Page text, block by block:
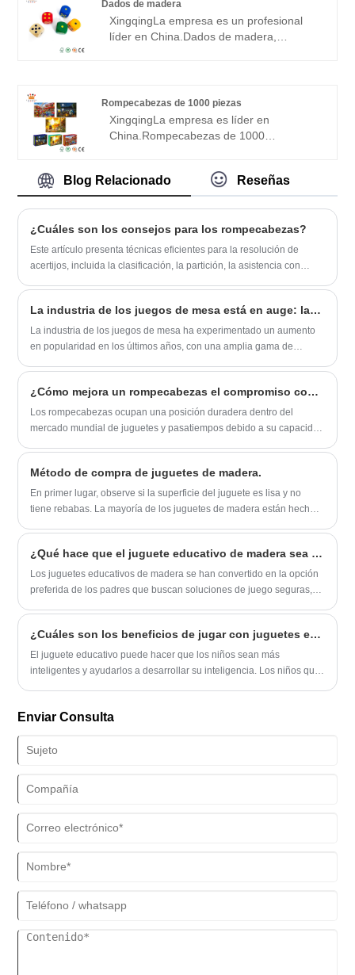
calidad duradera, y es el proveedor
cooperativo preferido de muchas grandes
Dados de madera
XingqingLa empresa es un profesional
líder en China. Dados de madera
venden en todo el mundo y son muy
populares debido a su alta calidad y bajo
precio. También somos proveedores de
su proveedor amigable a largo plazo en
China.
Rompecabezas de 1000 piezas
XingqingLa empresa es líder en
China.Rompecabezas de 1000
juegos de cartas, naipes, juegos de
madera y otras manualidades. Nuestra
FSC, SGS, el 90% de los productos se
exportan a Europa, Estados Unidos y
otros países desarrollados, los productos
sinceramente convertirnos en su
proveedor cooperativo a largo plazo en
China.
Blog Relacionado Reseñas
¿Cuáles son los consejos para los rompecabezas?
Este artículo presenta técnicas eficientes para la resolución de
acertijos, incluida la clasificación, la partición, la asistencia con
nuevos y antiguos.
La industria de los juegos de mesa está en auge: las innovaciones y los eventos destacan el crecimiento, mientras que la lucha contra la piratería sigue siendo una prioridad
La industria de los juegos de mesa ha experimentado un aumento
en popularidad en los últimos años, con una amplia gama de
de mesa se han convertido en un sector próspero que atrae tanto a
jugadores casuales como a jugadores incondicionales. A
continuación se ofrece un resumen de algunas de las últimas
¿Cómo mejora un rompecabezas el compromiso cognitivo y el atractivo del mercado?
Los rompecabezas ocupan una posición duradera dentro del
mercado mundial de juguetes y pasatiempos debido a su capacidad
que el interés de los consumidores se desplaza hacia productos
que equilibran la recreación con el valor del desarrollo, los
rompecabezas continúan emergiendo como una categoría de alta
Método de compra de juguetes de madera.
En primer lugar, observe si la superficie del juguete es lisa y no
tiene rebabas. La mayoría de los juguetes de madera están hechos
¿Qué hace que el juguete educativo de madera sea la opción más inteligente para el desarrollo infantil?
Los juguetes educativos de madera se han convertido en la opción
preferida de los padres que buscan soluciones de juego seguras,
mejoran las capacidades cognitivas y apoyan el desarrollo
sensorial. Este artículo explora los beneficios, los tipos, las
consideraciones de compra y las aplicaciones del mundo real de
durabilidad y la relación calidad-precio.
¿Cuáles son los beneficios de jugar con juguetes educativos para los niños?
El juguete educativo puede hacer que los niños sean más
inteligentes y ayudarlos a desarrollar su inteligencia. Los niños que
Enviar Consulta